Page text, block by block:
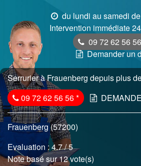
du lundi au samedi
Intervention immédiate
09 72 62 56 56
Demander un
Serrurier à Frauenberg depuis plus
09 72 62 56 56*
Frauenberg (57200)
Evaluation :4.7/ 5
Note basé sur 12 vote(s)